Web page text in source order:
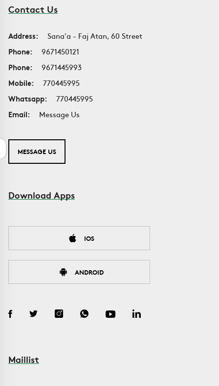
Contact Us
Address:
Sana'a - Faj Atan, 60 Street
Phone:
9671450121
Phone:
9671445993
Mobile:
770445995
Whatsapp:
770445995
Email:
Message Us
MESSAGE US
Download Apps
IOS
ANDROID
Maillist